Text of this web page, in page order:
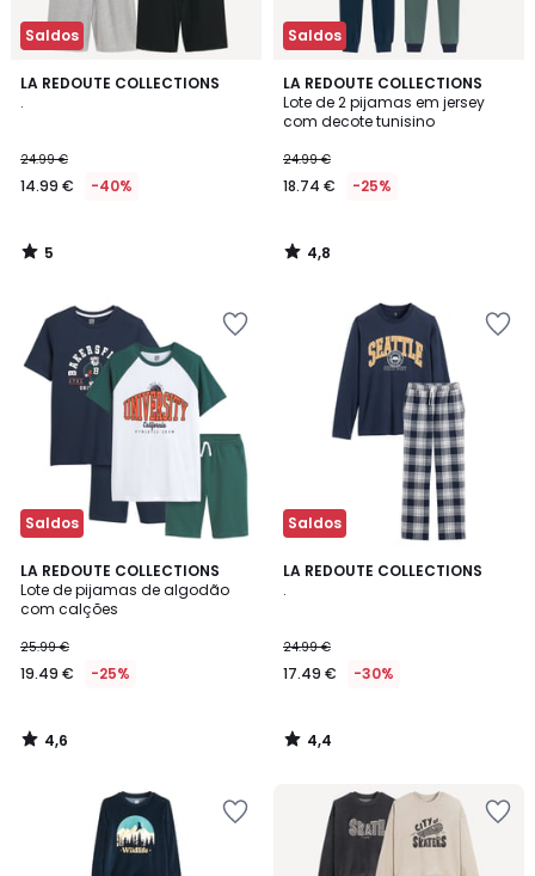
Saldos
LA REDOUTE COLLECTIONS
.
24.99 €
14.99 € -40%
5
5
/
Saldos
LA REDOUTE COLLECTIONS
Lote de 2 pijamas em jersey
com decote tunisino
24.99 €
18.74 € -25%
4,8
/ 5
4,8
/
Saldos
LA REDOUTE COLLECTIONS
Lote de pijamas de algodão
com calções
25.99 €
19.49 € -25%
4,6
/ 5
4,6
/
Saldos
LA REDOUTE COLLECTIONS
.
24.99 €
17.49 € -30%
4,4
4,4
/